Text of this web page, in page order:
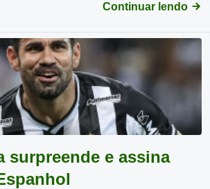
Continuar lendo
surpreende e assina